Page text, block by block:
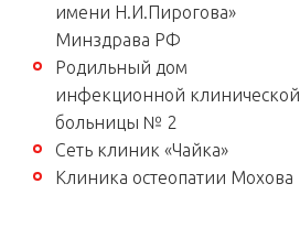
имени Н.И.Пирогова»
Минздрава РФ
Родильный дом
инфекционной клинической
больницы № 2
Сеть клиник «Чайка»
Клиника остеопатии Мохова